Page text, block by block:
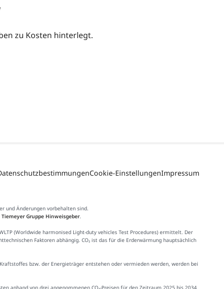
zu Kosten hinterlegt.
Cookie-EinstellungenImpressum
und Änderungen vorbehalten sind.
Tiemeyer Gruppe Hinweisgeber.
(Worldwide harmonised Light-duty vehicles Test Procedures) ermittelt. Der
Faktoren abhängig. CO₂ ist das für die Erderwärmung hauptsächlich
bzw. der Energieträger entstehen oder vermieden werden, werden bei
anhand von drei angenommenen CO₂-Preisen für den Zeitraum 2025 bis 2034